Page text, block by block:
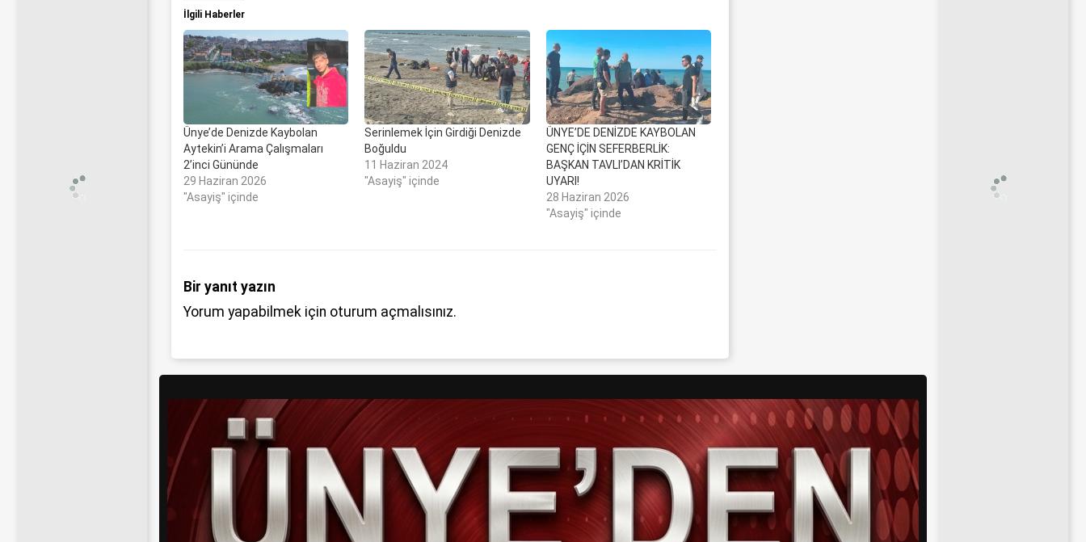
İlgili Haberler
Ünye’de Denizde Kaybolan
Aytekin’i Arama Çalışmaları
2’inci Gününde
29 Haziran 2026
"Asayiş" içinde
Serinlemek İçin Girdiği Denizde
Boğuldu
11 Haziran 2024
"Asayiş" içinde
ÜNYE’DE DENİZDE KAYBOLAN
GENÇ İÇİN SEFERBERLİK:
BAŞKAN TAVLI’DAN KRİTİK
UYARI!
28 Haziran 2026
"Asayiş" içinde
Bir yanıt yazın
Yorum yapabilmek için oturum açmalısınız.